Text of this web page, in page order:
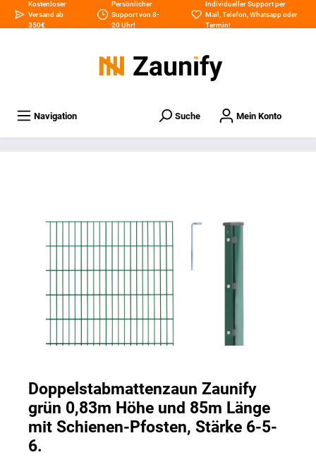
Kostenloser
Versand ab
350€
Persönlicher
Support von 8-
20 Uhr!
Individueller Support per
Mail,Telefon,Whatsappoder
Termin!
Navigation Suche Mein Konto
Doppelstabmattenzaun Zaunify
grün 0,83m Höhe und 85m Länge
mit Schienen-Pfosten, Stärke 6-5-
6.